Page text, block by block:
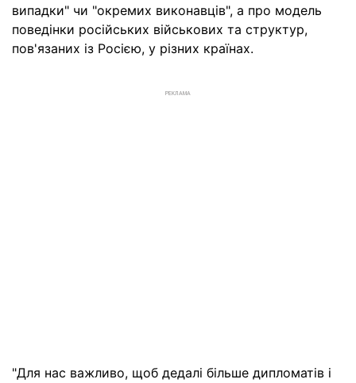
випадки" чи "окремих виконавців", а про модель
поведінки російських військових та структур,
пов'язаних із Росією, у різних країнах.
РЕКЛАМА
"Для нас важливо, щоб дедалі більше дипломатів і